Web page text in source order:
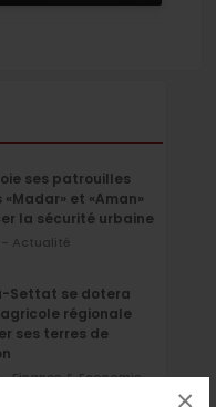
ses patrouilles
et «Aman»
la sécurité urbaine
- Actualité
Settat se dotera
agricole régionale
ses terres de
Finance & Economie